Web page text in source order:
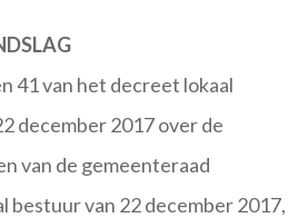
41 van het decreet lokaal
december 2017 over de
van de gemeenteraad
bestuur van 22 december 2017,